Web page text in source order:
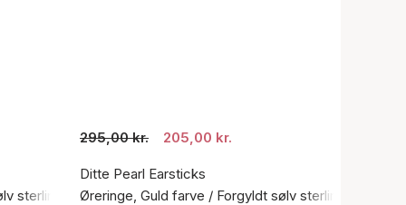
sterling 925
295,00 kr. 205,00 kr.
Ditte Pearl Earsticks
Øreringe, Guld farve / Forgyldt sølv sterling 925